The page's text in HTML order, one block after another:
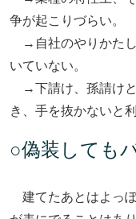
争が起こりづらい。
→自社のやりかたし
いていない。
→下請け、孫請けと
き、手を抜かないと
○偽装しても
建てたあとはよっ